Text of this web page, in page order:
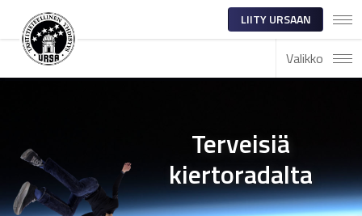
LIITY URSAAN
Valikko
Terveisiä
kiertoradalta